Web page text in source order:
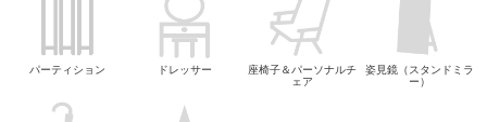
パーティション ドレッサー
座椅子＆パーソナルチ
ェア
姿見鏡（スタンドミラ
ー）